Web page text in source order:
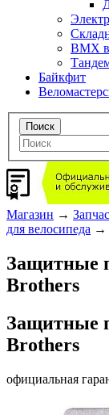
BMX
Байкфит
Магазин →
для велосипеда →
Защитные
Brothers
Защитные
Brothers
официальная